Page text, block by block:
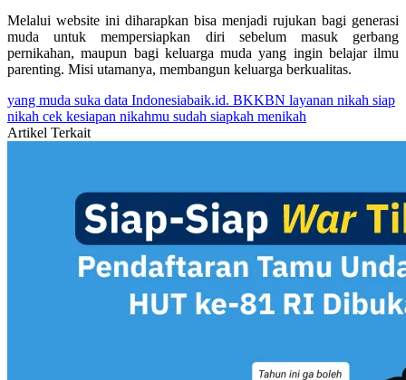
Melalui website ini diharapkan bisa menjadi rujukan bagi generasi
muda untuk mempersiapkan diri sebelum masuk gerbang
pernikahan, maupun bagi keluarga muda yang ingin belajar ilmu
parenting. Misi utamanya, membangun keluarga berkualitas.
yang muda suka data Indonesiabaik.id. BKKBN layanan nikah siap
nikah cek kesiapan nikahmu sudah siapkah menikah
Artikel Terkait